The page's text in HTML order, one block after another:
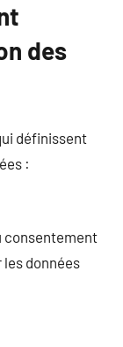
des
définissent
:
consentement
données